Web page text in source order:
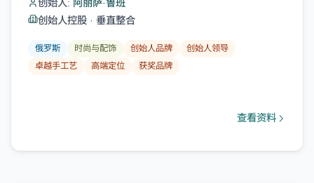
创始人: 阿丽萨·鲁班
创始人控股 · 垂直整合
俄罗斯 时尚与配饰 创始人品牌
创始人领导
卓越手工艺
高端定位 获奖品牌
查看资料